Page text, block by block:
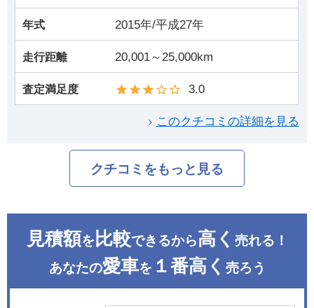
年式 2015年/平成27年
走行距離 20,001～25,000km
査定満足度 3.0
このクチコミの詳細を見る
クチコミをもっと見る
見積額を 比較できるから高く 売れる！
あなたの愛車を １番高く 売ろう